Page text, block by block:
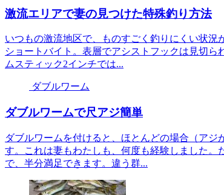
激流エリアで妻の見つけた特殊釣り方法
いつもの激流地区で、ものすごく釣りにくい状
ショートバイト。表層でアシストフックは見切
ムスティック2インチでは...
ダブルワーム
ダブルワームで尺アジ簡単
ダブルワームを付けると、ほとんどの場合（ア
す。これは妻もわたしも、何度も経験しました
で、半分満足できます。違う群...